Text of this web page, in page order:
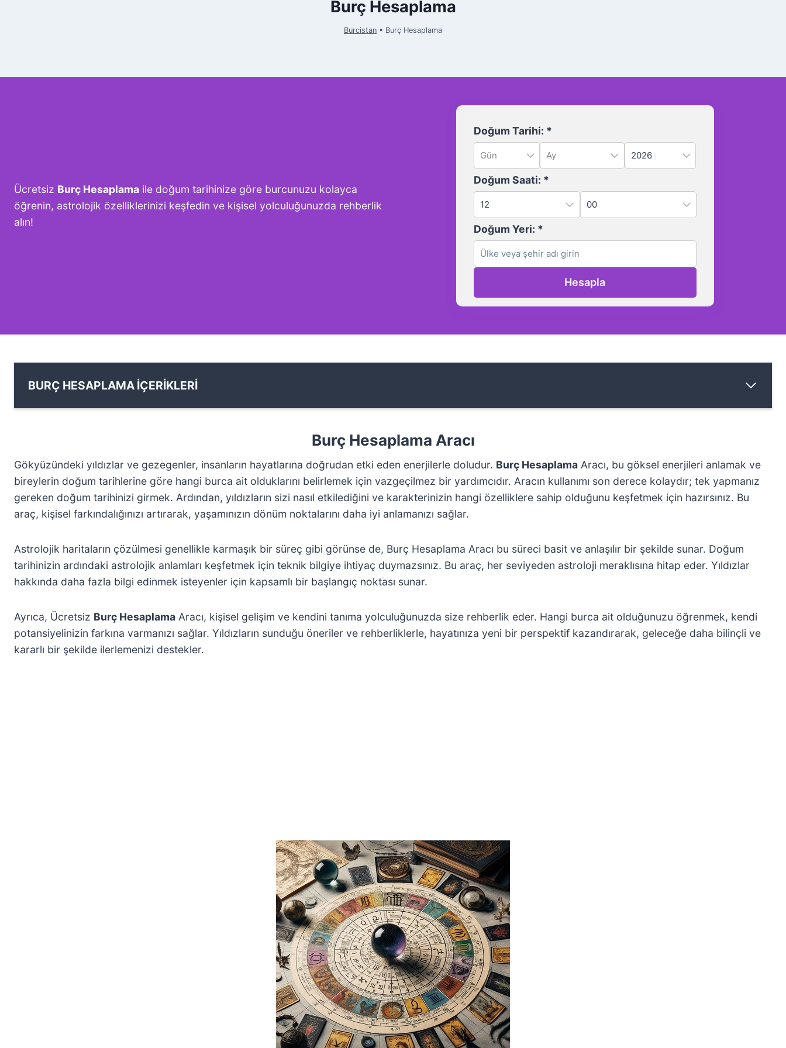
Burç Hesaplama
Burcistan • Burç Hesaplama
Ücretsiz Burç Hesaplama ile doğum tarihinize göre burcunuzu kolayca
öğrenin, astrolojik özelliklerinizi keşfedin ve kişisel yolculuğunuzda rehberlik
alın!
Doğum Tarihi: *
Doğum Saati: *
Doğum Yeri: *
Hesapla
BURÇ HESAPLAMA İÇERİKLERİ
Burç Hesaplama Aracı
Gökyüzündeki yıldızlar ve gezegenler, insanların hayatlarına doğrudan etki eden enerjilerle doludur. Burç Hesaplama Aracı, bu göksel enerjileri anlamak ve
bireylerin doğum tarihlerine göre hangi burca ait olduklarını belirlemek için vazgeçilmez bir yardımcıdır. Aracın kullanımı son derece kolaydır; tek yapmanız
gereken doğum tarihinizi girmek. Ardından, yıldızların sizi nasıl etkilediğini ve karakterinizin hangi özelliklere sahip olduğunu keşfetmek için hazırsınız. Bu
araç, kişisel farkındalığınızı artırarak, yaşamınızın dönüm noktalarını daha iyi anlamanızı sağlar.
Astrolojik haritaların çözülmesi genellikle karmaşık bir süreç gibi görünse de, Burç Hesaplama Aracı bu süreci basit ve anlaşılır bir şekilde sunar. Doğum
tarihinizin ardındaki astrolojik anlamları keşfetmek için teknik bilgiye ihtiyaç duymazsınız. Bu araç, her seviyeden astroloji meraklısına hitap eder. Yıldızlar
hakkında daha fazla bilgi edinmek isteyenler için kapsamlı bir başlangıç noktası sunar.
Ayrıca, Ücretsiz Burç Hesaplama Aracı, kişisel gelişim ve kendini tanıma yolculuğunuzda size rehberlik eder. Hangi burca ait olduğunuzu öğrenmek, kendi
potansiyelinizin farkına varmanızı sağlar. Yıldızların sunduğu öneriler ve rehberliklerle, hayatınıza yeni bir perspektif kazandırarak, geleceğe daha bilinçli ve
kararlı bir şekilde ilerlemenizi destekler.